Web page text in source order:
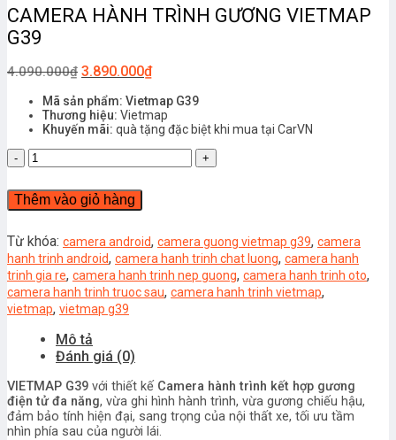
CAMERA HÀNH TRÌNH GƯƠNG VIETMAP
G39
4.090.000₫ 3.890.000₫
Mã sản phẩm: Vietmap G39
Thương hiệu: Vietmap
Khuyến mãi: quà tặng đặc biệt khi mua tại CarVN
CAMERA
HÀNH
TRÌNH
GƯƠNG
G39
số
lượng
Thêm vào giỏ hàng
Từ khóa: camera android, camera guong vietmap g39, camera
hanh trinh android, camera hanh trinh chat luong, camera hanh
trinh gia re, camera hanh trinh nep guong, camera hanh trinh oto,
camera hanh trinh truoc sau, camera hanh trinh vietmap,
vietmap, vietmap g39
Mô tả
Đánh giá (0)
VIETMAP G39 với thiết kế Camera hành trình kết hợp gương
điện tử đa năng, vừa ghi hình hành trình, vừa gương chiếu hậu,
đảm bảo tính hiện đại, sang trọng của nội thất xe, tối ưu tầm
nhìn phía sau của người lái.